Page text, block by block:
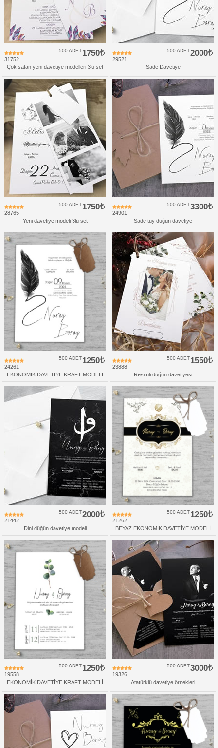
31752
1750
500 ADET
Çok satan yeni davetiye modelleri 3lü set
29521
2000
500 ADET
Sade Davetiye
28765
1750
500 ADET
Yeni davetiye modeli 3lü set
24901
3300
500 ADET
Sade tüy düğün davetiye
24261
1250
500 ADET
EKONOMİK DAVETİYE KRAFT MODELİ
23888
1550
500 ADET
Resimli düğün davetiyesi
21442
2000
500 ADET
Dini düğün davetiye modeli
21262
1250
500 ADET
BEYAZ EKONOMİK DAVETİYE MODELİ
19558
1250
500 ADET
EKONOMİK DAVETİYE KRAFT MODELİ
19326
3000
500 ADET
Atatürklü davetiye örnekleri